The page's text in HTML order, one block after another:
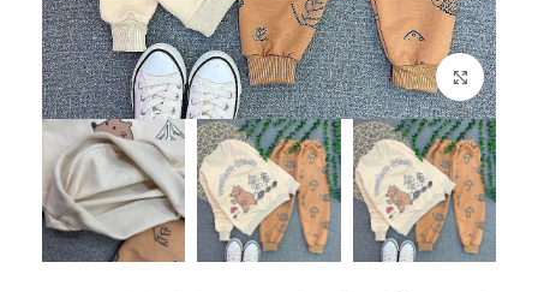
Click to enlarge